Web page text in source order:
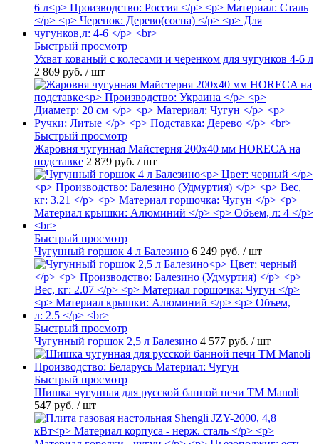
Быстрый просмотр
Ухват кованый с колесами и черенком для чугунков 4-6 л
2 869 руб. / шт
Быстрый просмотр
Жаровня чугунная Майстерня 200х40 мм HORECA на
подставке 2 879 руб. / шт
Быстрый просмотр
Чугунный горшок 4 л Балезино 6 249 руб. / шт
Быстрый просмотр
Чугунный горшок 2,5 л Балезино 4 577 руб. / шт
Быстрый просмотр
Шишка чугунная для русской банной печи ТМ Manoli
547 руб. / шт